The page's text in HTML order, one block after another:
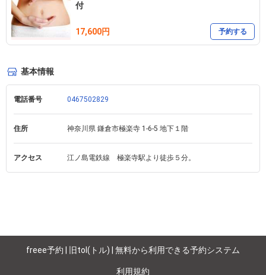
付
17,600円 予約する
基本情報
電話番号 0467502829
住所 神奈川県 鎌倉市極楽寺 1-6-5 地下１階
アクセス
freee予約 | 旧tol(トル) | 無料から利用できる予約システム
利用規約